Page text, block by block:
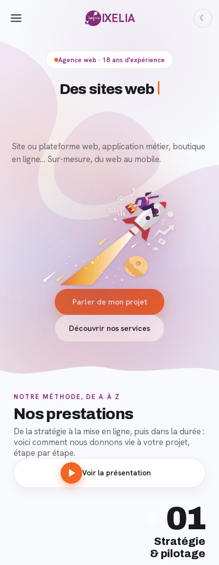
IXELIA ☾
Agence web · 18 ans d'expérience
D
Site ou plateforme web, application métier, boutique
en ligne… Sur-mesure, du web au mobile.
Parler de mon projet
Découvrir nos services
NOTRE MÉTHODE, DE A À Z
Nos prestations
De la stratégie à la mise en ligne, puis dans la durée :
voici comment nous donnons vie à votre projet,
étape par étape.
Voir la présentation
01
Stratégie
& pilotage